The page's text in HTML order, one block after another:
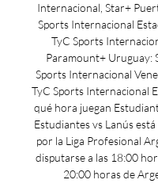
Internacional, Star+
Sports Internacional
TyC Sports
Paramount+ Uruguay:
Sports Internacional
TyC Sports Internacional
qué hora juegan
Estudiantes vs Lanús
por la Liga Profesional
disputarse a las 18:00
20:00 horas de